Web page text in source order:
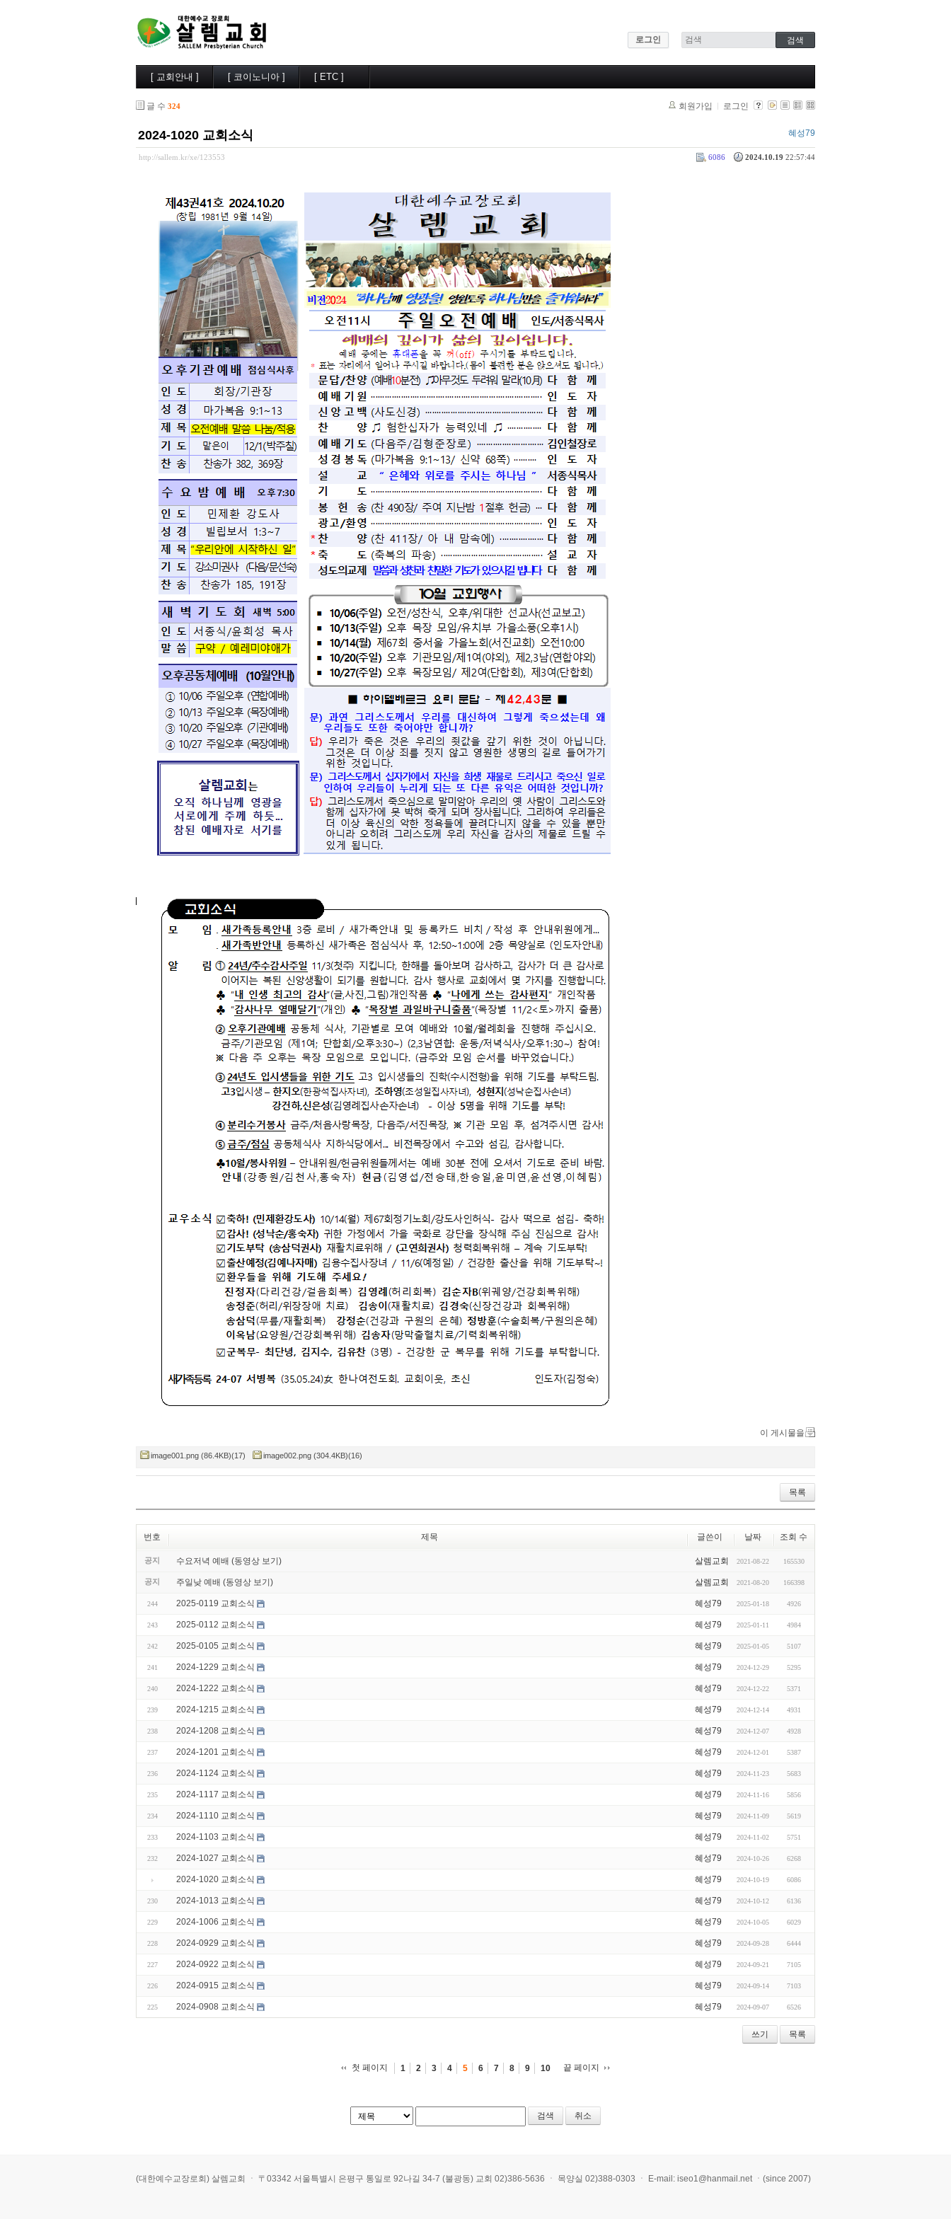
로그인
[ 교회안내 ]
예배시간
부교역자
시무장로
[ 코이노니아 ]
살렘목장
[ ETC ]
글 수 324 회원가입 로그인
2024-1020 교회소식 혜성79
http://sallem.kr/xe/123553 2024.10.19 22:57:44
6086
이 게시물을
image001.png (86.4KB)(17) image002.png (304.4KB)(16)
목록
번호 제목 글쓴이 날짜 조회 수
공지 수요저녁 예배 (동영상 보기) 살렘교회 2021-08-22 165530
공지 주일낮 예배 (동영상 보기) 살렘교회 2021-08-20 166398
244 2025-0119 교회소식 혜성79 2025-01-18 4926
243 2025-0112 교회소식 혜성79 2025-01-11 4984
242 2025-0105 교회소식 혜성79 2025-01-05 5107
241 2024-1229 교회소식 혜성79 2024-12-29 5295
240 2024-1222 교회소식 혜성79 2024-12-22 5371
239 2024-1215 교회소식 혜성79 2024-12-14 4931
238 2024-1208 교회소식 혜성79 2024-12-07 4928
237 2024-1201 교회소식 혜성79 2024-12-01 5387
236 2024-1124 교회소식 혜성79 2024-11-23 5683
235 2024-1117 교회소식 혜성79 2024-11-16 5856
234 2024-1110 교회소식 혜성79 2024-11-09 5619
233 2024-1103 교회소식 혜성79 2024-11-02 5751
232 2024-1027 교회소식 혜성79 2024-10-26 6268
2024-1020 교회소식 혜성79 2024-10-19 6086
230 2024-1013 교회소식 혜성79 2024-10-12 6136
229 2024-1006 교회소식 혜성79 2024-10-05 6029
228 2024-0929 교회소식 혜성79 2024-09-28 6444
227 2024-0922 교회소식 혜성79 2024-09-21 7105
226 2024-0915 교회소식 혜성79 2024-09-14 7103
225 2024-0908 교회소식 혜성79 2024-09-07 6526
쓰기 목록
첫 페이지 1 2 3 4 5 6 7 8 9 10 끝 페이지
취소
(대한예수교장로회) 살렘교회 ㆍ 〒03342 서울특별시 은평구 통일로 92나길 34-7 (불광동) 교회 02)386-5636 ㆍ 목양실 02)388-0303 ㆍ E-mail: iseo1@hanmail.net ㆍ(since 2007)